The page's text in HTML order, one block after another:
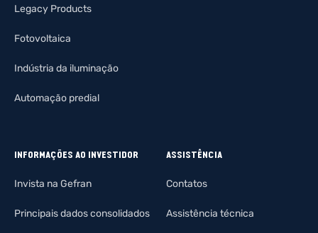
Legacy Products
Fotovoltaica
Indústria da iluminação
Automação predial
INFORMAÇÕES AO INVESTIDOR
Invista na Gefran
Principais dados consolidados
ASSISTÊNCIA
Contatos
Assistência técnica